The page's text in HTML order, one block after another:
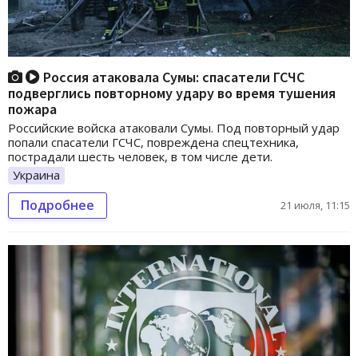
Россия атаковала Сумы: спасатели ГСЧС
подверглись повторному удару во время тушения
пожара
Российские войска атаковали Сумы. Под повторный удар
попали спасатели ГСЧС, повреждена спецтехника,
пострадали шесть человек, в том числе дети.
Украина
Подробнее 21 июля, 11:15